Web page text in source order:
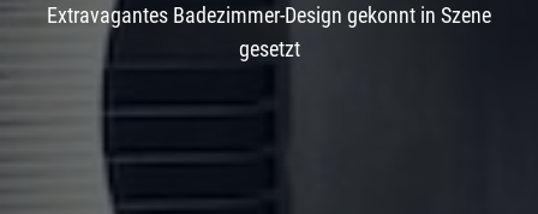
Extravagantes Badezimmer-Design gekonnt in Szene
gesetzt